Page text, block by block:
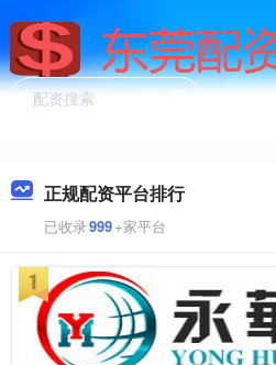
正规配资平台排行
已收录999+家平台